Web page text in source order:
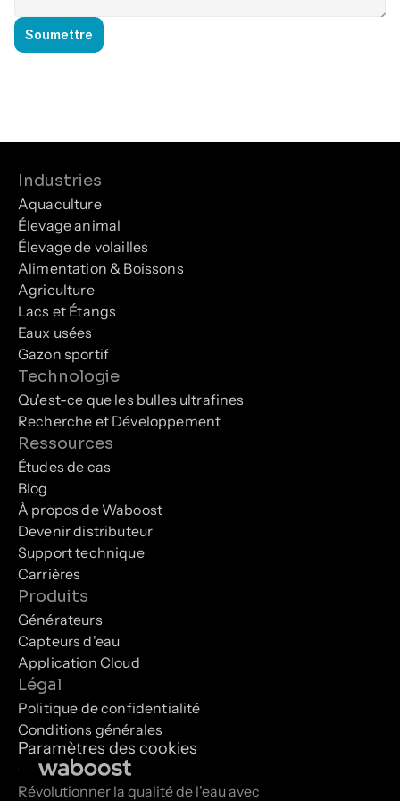
Soumettre
Révolutionner la qualité de l'eau avec
Industries
Aquaculture
Élevage animal
Élevage de volailles
Alimentation & Boissons
Agriculture
Lacs et Étangs
Eaux usées
Gazon sportif
Technologie
Qu'est-ce que les bulles ultrafines
Recherche et Développement
Ressources
Études de cas
Blog
À propos de Waboost
Devenir distributeur
Support technique
Carrières
Produits
Générateurs
Capteurs d'eau
Application Cloud
Légal
Politique de confidentialité
Conditions générales
Paramètres des cookies